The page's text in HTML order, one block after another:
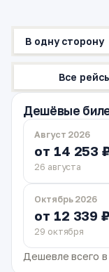
В одну сторону
Все
Дешёвые
Август 2026
от 14 253
26 августа
Октябрь 2026
от 12 339
29 октября
Дешевле всего